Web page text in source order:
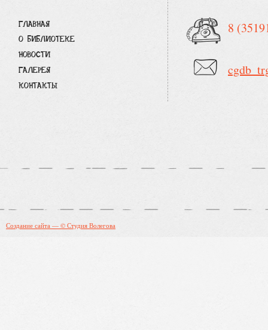
ГЛАВНАЯ
О БИБЛИОТЕКЕ
НОВОСТИ
ГАЛЕРЕЯ
КОНТАКТЫ
8
Создание сайта — © Студия Волегова